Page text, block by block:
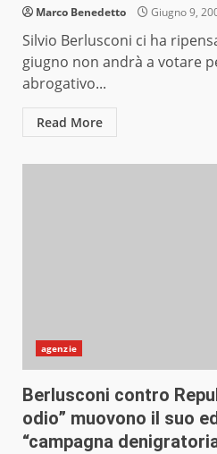
Marco Benedetto Giugno 9,
Silvio Berlusconi ci ha
giugno non andrà a votare
abrogativo...
Read More
agenzie
Berlusconi contro
odio” muovono il suo
“campagna